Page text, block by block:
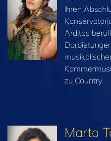
ihren
Arditos
zu Country.
Marta